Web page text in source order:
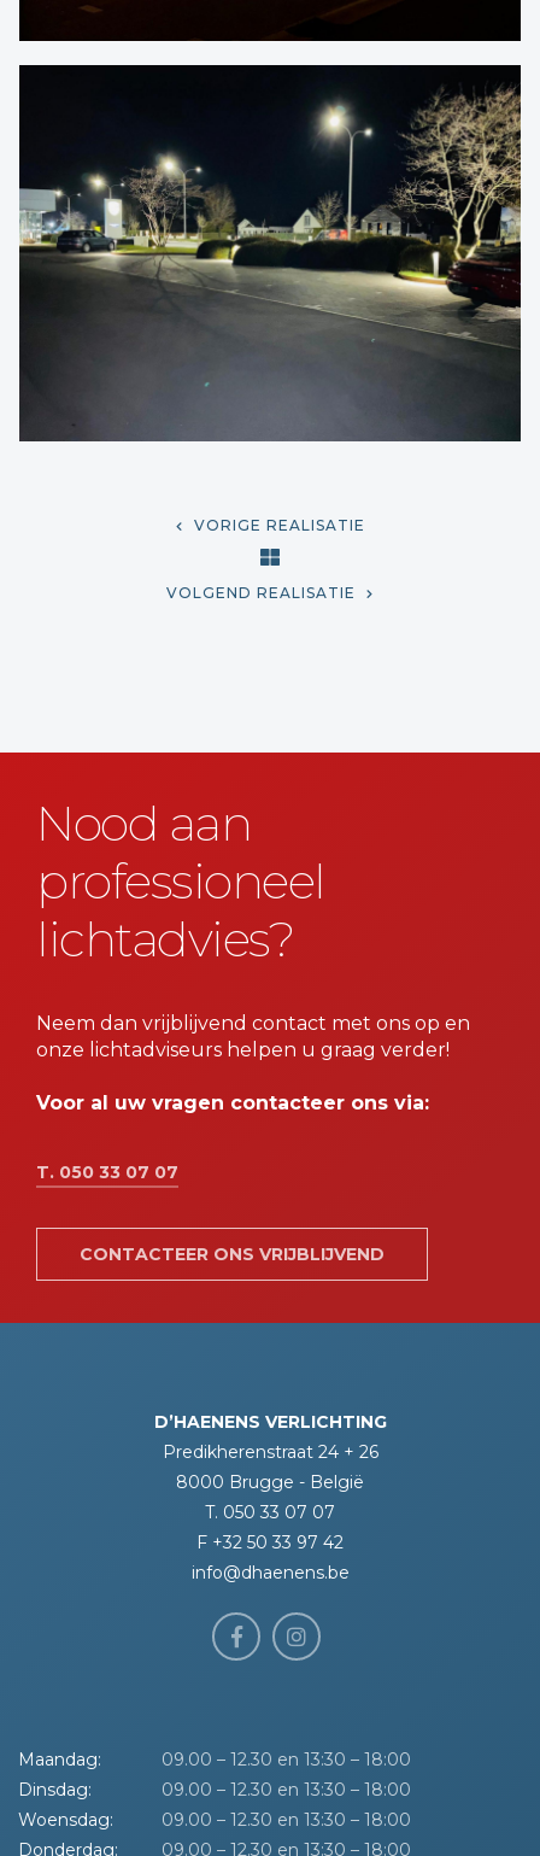
VORIGE REALISATIE
VOLGEND REALISATIE
Nood aan
professioneel
lichtadvies?
Neem dan vrijblijvend contact met ons op en
onze lichtadviseurs helpen u graag verder!
Voor al uw vragen contacteer ons via:
T. 050 33 07 07
CONTACTEER ONS VRIJBLIJVEND
D’HAENENS VERLICHTING
Predikherenstraat 24 + 26
8000 Brugge - België
T. 050 33 07 07
F +32 50 33 97 42
info@dhaenens.be
Maandag:
09.00 – 12.30 en 13:30 – 18:00
Dinsdag:
09.00 – 12.30 en 13:30 – 18:00
Woensdag:
09.00 – 12.30 en 13:30 – 18:00
Donderdag:
09.00 – 12.30 en 13:30 – 18:00